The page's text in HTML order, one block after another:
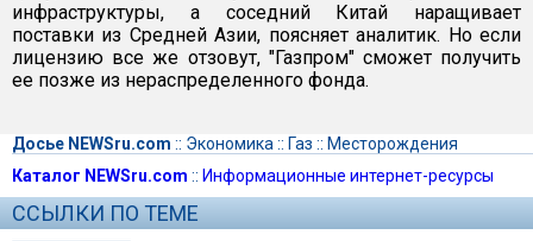
инфраструктуры, а соседний Китай наращивает
поставки из Средней Азии, поясняет аналитик. Но если
лицензию все же отзовут, "Газпром" сможет получить
ее позже из нераспределенного фонда.
Досье NEWSru.com :: Экономика :: Газ :: Месторождения
Каталог NEWSru.com :: Информационные интернет-ресурсы
ССЫЛКИ ПО ТЕМЕ